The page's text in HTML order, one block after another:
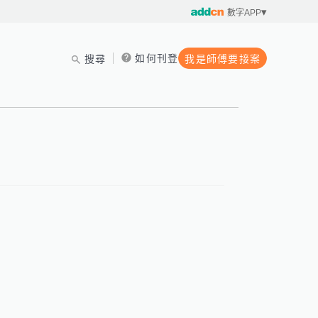
數字APP
搜尋 如何刊登 我是師傅要接案